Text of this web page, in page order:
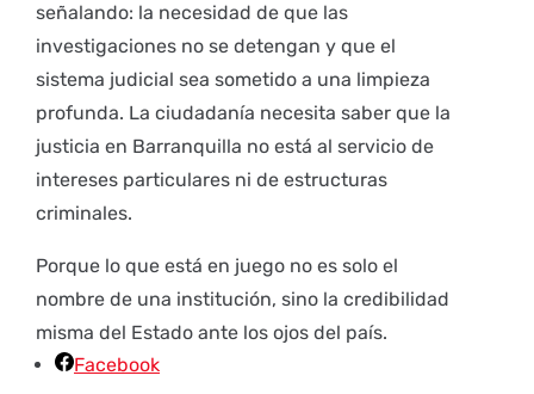
señalando: la necesidad de que las
investigaciones no se detengan y que el
sistema judicial sea sometido a una limpieza
profunda. La ciudadanía necesita saber que la
justicia en Barranquilla no está al servicio de
intereses particulares ni de estructuras
criminales.
Porque lo que está en juego no es solo el
nombre de una institución, sino la credibilidad
misma del Estado ante los ojos del país.
Facebook